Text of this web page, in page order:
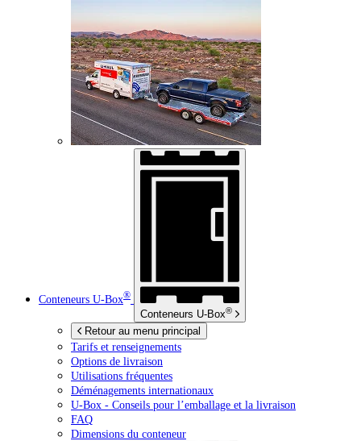
Conteneurs U-Box®
Conteneurs U-Box®
Retour au menu principal
Tarifs et renseignements
Options de livraison
Utilisations fréquentes
Déménagements internationaux
U-Box - Conseils pour l’emballage et la livraison
FAQ
Dimensions du conteneur